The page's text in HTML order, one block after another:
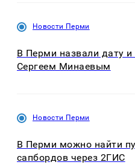
Новости Перми
В Перми назвали дату
Сергеем Минаевым
Новости Перми
В Перми можно найти
сапбордов через 2ГИС